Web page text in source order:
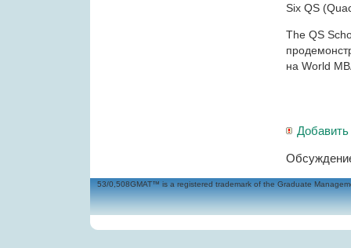
Six QS
The QS
на World
53/0,508GMAT™ is a registered trademark of the Graduate